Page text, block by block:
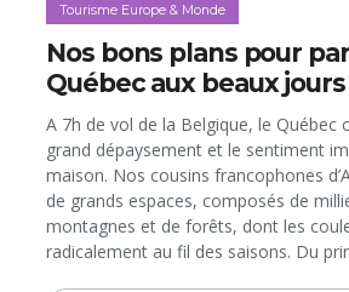
Tourisme Europe & Monde
Nos bons plans pour
Québec aux beaux jours
A 7h de vol de la Belgique, le Québec
grand dépaysement et le sentiment
maison. Nos cousins francophones
de grands espaces, composés de
montagnes et de forêts, dont les
radicalement au fil des saisons. Du